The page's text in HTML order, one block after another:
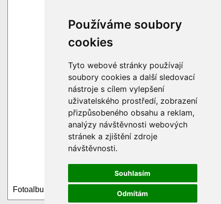
Používáme soubory
cookies
Tyto webové stránky používají
soubory cookies a další sledovací
nástroje s cílem vylepšení
uživatelského prostředí, zobrazení
přizpůsobeného obsahu a reklam,
analýzy návštěvnosti webových
stránek a zjištění zdroje
návštěvnosti.
Souhlasím
Odmítám
Fotoalbum